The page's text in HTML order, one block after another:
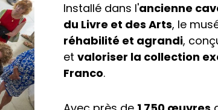
Installé dans l'ancienne
du Livre et des Arts, le
réhabilité et agrandi,
et valoriser la collection
Franco.